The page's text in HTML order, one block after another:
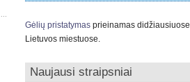
Gėlių pristatymas prieinamas didžiausiuose
Lietuvos miestuose.
Naujausi straipsniai